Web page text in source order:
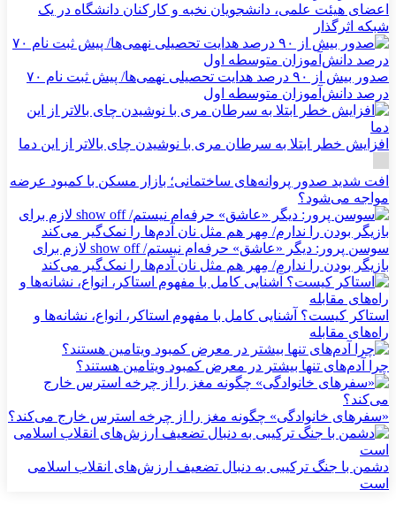
اعضای هیئت علمی، دانشجویان نخبه و کارکنان دانشگاه در یک
شبکه‌ اثرگذار
صدور بیش از ۹۰ درصد هدایت تحصیلی نهمی‌ها/ پیش ثبت نام ۷۰
درصد دانش‌آموزان متوسطه اول
افزایش خطر ابتلا به سرطان مری با نوشیدن چای بالاتر از این دما
افت شدید صدور پروانه‌های ساختمانی؛ بازار مسکن با کمبود عرضه
مواجه می‌شود؟
سوسن پرور: دیگر «عاشق» حرفه‌ام نیستم/ show off لازم برای
بازیگر بودن را ندارم/ مِهر هم مثل نان آدم‌ها را نمک‌گیر می‌کند
استاکر کیست؟ آشنایی کامل با مفهوم استاکر، انواع، نشانه‌ها و
راه‌های مقابله
چرا آدم‌های تنها بیشتر در معرض کمبود ویتامین هستند؟
«سفرهای خانوادگی» چگونه مغز را از چرخه استرس خارج می‌کند؟
دشمن با جنگ ترکیبی به دنبال تضعیف ارزش‌های انقلاب اسلامی
است